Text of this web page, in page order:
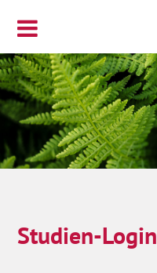
Studien-Login